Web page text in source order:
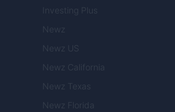
Investing Plus
Newz
Newz US
Newz California
Newz Texas
Newz Florida